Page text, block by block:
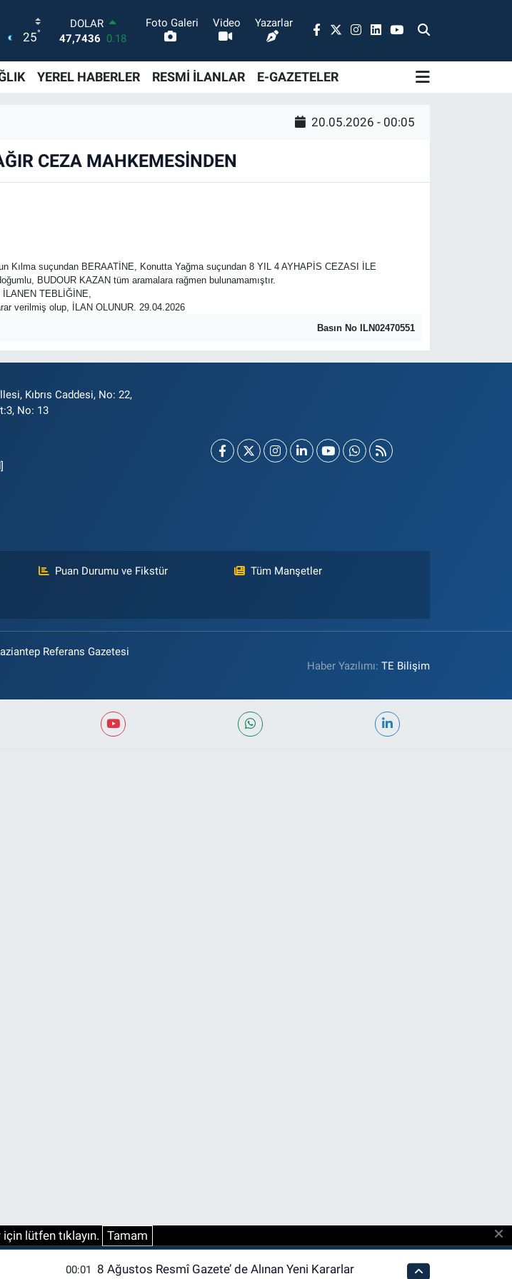
25°
DOLAR
47,7436 0.18
STERLİN
13.779 -14
Foto Galeri Video Yazarlar
YEREL HABERLER RESMİ İLANLAR E-GAZETELER
20.05.2026 - 00:05
CEZA MAHKEMESİNDEN
Kılma suçundan BERAATİNE, Konutta Yağma suçundan 8 YIL 4 AYHAPİS CEZASI İLE
BUDOUR KAZAN tüm aramalara rağmen bulunamamıştır.
İLANEN TEBLİĞİNE,
verilmiş olup, İLAN OLUNUR. 29.04.2026
Basın No ILN02470551
Kıbrıs Caddesi, No: 22,
No: 13
Puan Durumu ve Fikstür Tüm Manşetler
Referans Gazetesi
Haber Yazılımı:TE Bilişim
lütfen tıklayın. Tamam
00:01 8 Ağustos Resmî Gazete’ de Alınan Yeni Kararlar